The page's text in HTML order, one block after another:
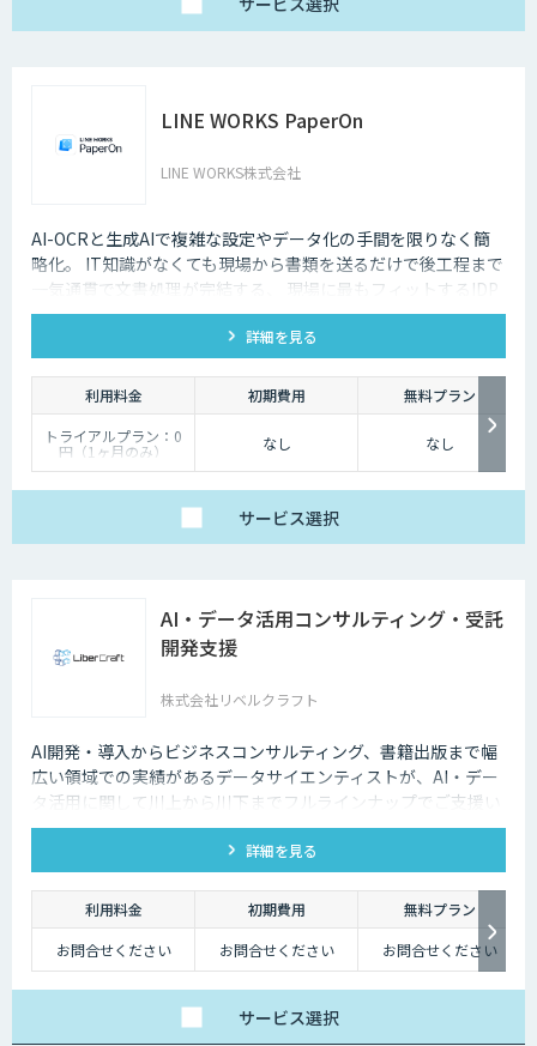
LINE WORKS PaperOn
LINE WORKS株式会社
AI-OCRと生成AIで複雑な設定やデータ化の手間を限りなく簡
略化。 IT知識がなくても現場から書類を送るだけで後工程まで
一気通貫で文書処理が完結する、 現場に最もフィットするIDP
ソリューションです。
詳細を見る
利用料金 初期費用
無料プラン
トライアルプラン：0
円（1ヶ月のみ）
ライトプラン：30,000
スタンダード：50,000
円/月（読み取り回数上
限2,000回）
なし なし
サービス選択
AI・データ活用コンサルティング・受託
開発支援
株式会社リベルクラフト
AI開発・導入からビジネスコンサルティング、書籍出版まで幅
広い領域での実績があるデータサイエンティストが、AI・デー
タ活用に関して川上から川下までフルラインナップでご支援い
たします。
詳細を見る
利用料金 初期費用
無料プラン
お問合せください
お問合せください お問合せください
サービス選択